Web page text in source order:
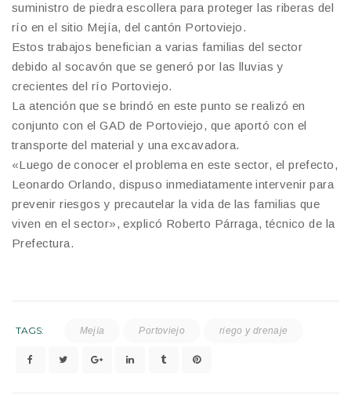
suministro de piedra escollera para proteger las riberas del
río en el sitio Mejía, del cantón Portoviejo.
Estos trabajos benefician a varias familias del sector
debido al socavón que se generó por las lluvias y
crecientes del río Portoviejo.
La atención que se brindó en este punto se realizó en
conjunto con el GAD de Portoviejo, que aportó con el
transporte del material y una excavadora.
«Luego de conocer el problema en este sector, el prefecto,
Leonardo Orlando, dispuso inmediatamente intervenir para
prevenir riesgos y precautelar la vida de las familias que
viven en el sector», explicó Roberto Párraga, técnico de la
Prefectura.
TAGS: Mejía Portoviejo riego y drenaje